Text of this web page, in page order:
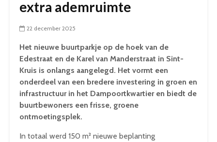
extra ademruimte
22 december 2025
Het nieuwe buurtparkje op de hoek van de
Edestraat en de Karel van Manderstraat in Sint-
Kruis is onlangs aangelegd. Het vormt een
onderdeel van een bredere investering in groen en
infrastructuur in het Dampoortkwartier en biedt de
buurtbewoners een frisse, groene
ontmoetingsplek.
In totaal werd 150 m² nieuwe beplanting